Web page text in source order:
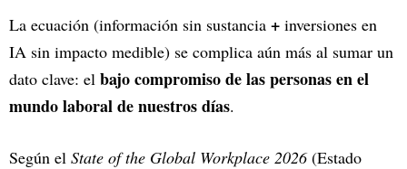
La ecuación (información sin sustancia + inversiones en
IA sin impacto medible) se complica aún más al sumar un
dato clave: el bajo compromiso de las personas en el
mundo laboral de nuestros días.
Según el State of the Global Workplace 2026(Estado